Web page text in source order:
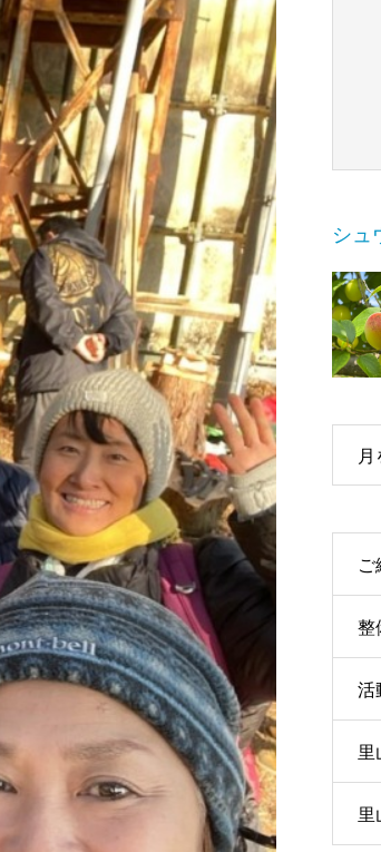
シュ
整
活
里
里